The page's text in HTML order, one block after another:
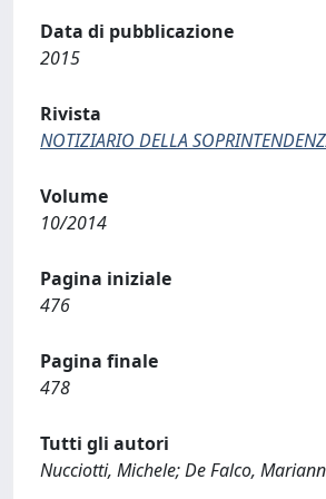
Data di pubblicazione
2015
Rivista
NOTIZIARIO DELLA
Volume
10/2014
Pagina iniziale
476
Pagina finale
478
Tutti gli autori
Nucciotti, Michele; De Falco,